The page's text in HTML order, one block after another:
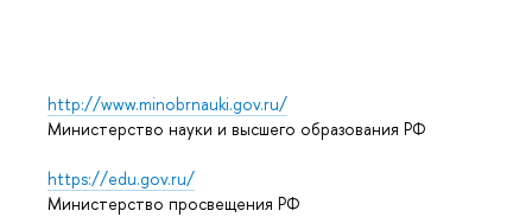
http://www.minobrnauki.gov.ru/
Министерство науки и высшего образования РФ
https://edu.gov.ru/
Министерство просвещения РФ